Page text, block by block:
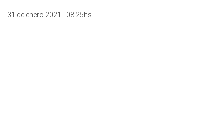
31 de enero 2021 - 08:25hs